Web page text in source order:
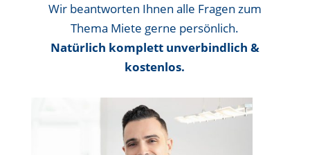
Wir beantworten Ihnen alle Fragen zum
Thema Miete gerne persönlich.
Natürlich komplett unverbindlich &
kostenlos.